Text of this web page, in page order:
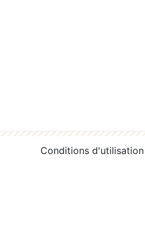
Conditions d'utilisation